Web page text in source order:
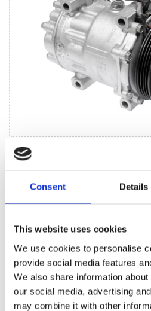
Consent Details
This website uses cookies
We use cookies to personalise
provide social media features
We also share information
our social media, advertising
may combine it with other
Jednostki systemu
MARKI KIA XCEED